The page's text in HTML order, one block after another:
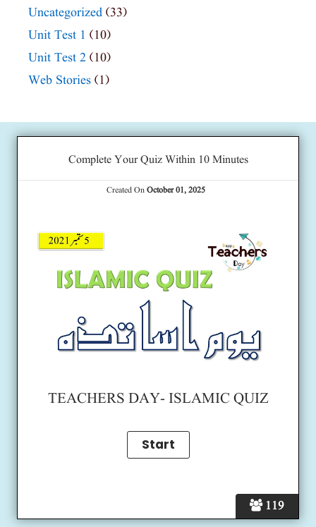
Uncategorized (33)
Unit Test 1 (10)
Unit Test 2 (10)
Web Stories (1)
119
Complete Your Quiz Within 10 Minutes
Created OnOctober 01, 2025
TEACHERS DAY- ISLAMIC QUIZ